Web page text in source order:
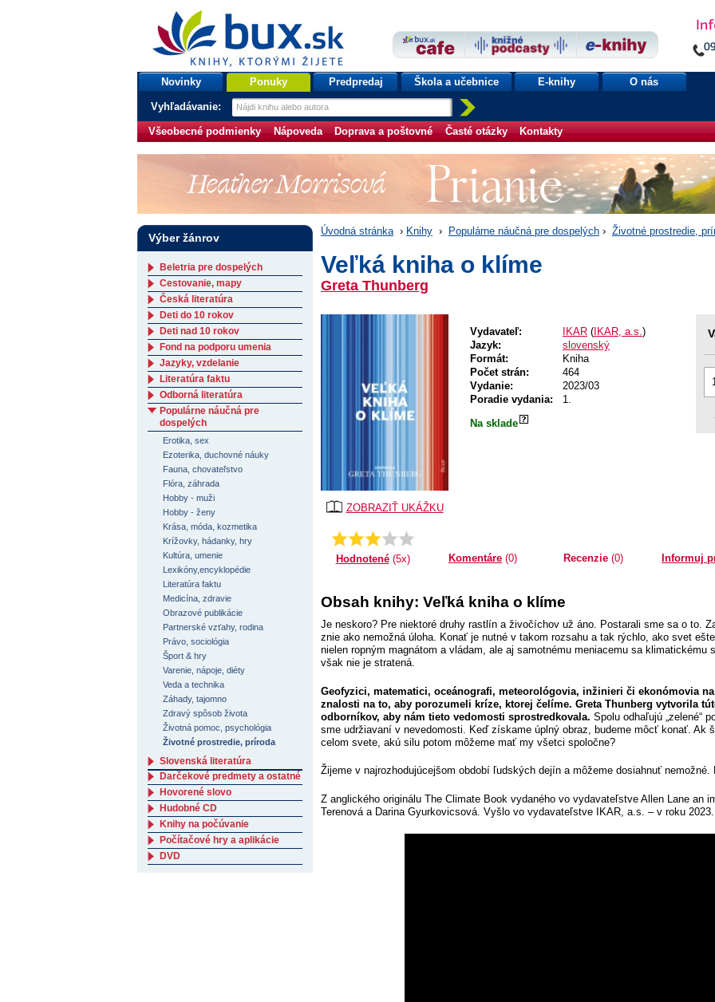
bux.sk
knihy, ktorými žijete
Úvodná stránka
Novinky Ponuky Predpredaj Škola a učebnice E-knihy O nás
Vyhľadávanie:
Všeobecné podmienky Nápoveda Doprava a poštovné Časté otázky Kontakty
Úvodná stránka › Knihy › Populárne náučná pre dospelých › Životné prostredie,
Veľká kniha o klíme
Greta Thunberg
ZOBRAZIŤ UKÁŽKU
Vydavateľ: IKAR ( IKAR, a.s.)
Jazyk:
slovenský
Formát:
Kniha
Počet strán:
464
Vydanie:
2023/03
Poradie vydania:
1.
Na sklade
Priemer:
3.4
Hodnotené(5x) Komentáre (0) Recenzie(0) Informuj
Obsah knihy: Veľká kniha o klíme
Je neskoro? Pre niektoré druhy rastlín a živočíchov už áno. Postarali sme sa o to.
znie ako nemožná úloha. Konať je nutné v takom rozsahu a tak rýchlo, ako svet
nielen ropným magnátom a vládam, ale aj samotnému meniacemu sa klimatickému
však nie je stratená.
Geofyzici, matematici, oceánografi, meteorológovia, inžinieri či ekonómovia
znalosti na to, aby porozumeli kríze, ktorej čelíme. Greta Thunberg vytvorila
odborníkov, aby nám tieto vedomosti sprostredkovala. Spolu odhaľujú „zelené“
sme udržiavaní v nevedomosti. Keď získame úplný obraz, budeme môcť konať. Ak
celom svete, akú silu potom môžeme mať my všetci spoločne?
Žijeme v najrozhodujúcejšom období ľudských dejín a môžeme dosiahnuť
Z anglického originálu The Climate Book vydaného vo vydavateľstve Allen Lane an
Terenová a Darina Gyurkovicsová. Vyšlo vo vydavateľstve IKAR, a.s. – v roku 2023.
Výber žánrov
Beletria pre dospelých
Cestovanie, mapy
Česká literatúra
Deti do 10 rokov
Deti nad 10 rokov
Fond na podporu umenia
Jazyky, vzdelanie
Literatúra faktu
Odborná literatúra
Populárne náučná pre
dospelých
Erotika, sex
Ezoterika, duchovné náuky
Fauna, chovateľstvo
Flóra, záhrada
Hobby - muži
Hobby - ženy
Krása, móda, kozmetika
Krížovky, hádanky, hry
Kultúra, umenie
Lexikóny,encyklopédie
Literatúra faktu
Medicína, zdravie
Obrazové publikácie
Partnerské vzťahy, rodina
Právo, sociológia
Šport & hry
Varenie, nápoje, diéty
Veda a technika
Záhady, tajomno
Zdravý spôsob života
Životná pomoc, psychológia
Životné prostredie, príroda
Slovenská literatúra
Darčekové predmety a ostatné
Hovorené slovo
Hudobné CD
Knihy na počúvanie
Počítačové hry a aplikácie
DVD